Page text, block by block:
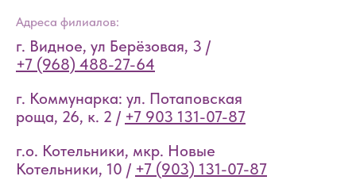
г. Коммунарка: ул. Потаповская
роща, 26, к. 2 / +7 903 131-07-87
г.о. Котельники, мкр. Новые
Котельники, 10 / +7 (903) 131-07-87
г. Видное, ул Берёзовая, 3 /
+7 (968) 488-27-64
Адреса филиалов: